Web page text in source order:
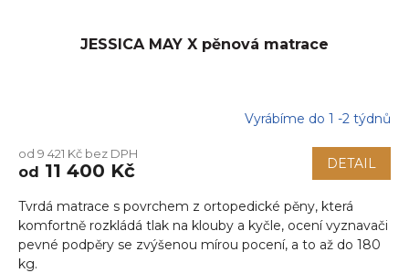
JESSICA MAY X pěnová matrace
produktu
je
z
5
hvězdiček.
Vyrábíme do 1 -2 týdnů
od 9 421 Kč bez DPH
od 11 400 Kč DETAIL
Tvrdá matrace s povrchem z ortopedické pěny, která
komfortně rozkládá tlak na klouby a kyčle, ocení vyznavači
pevné podpěry se zvýšenou mírou pocení, a to až do 180
kg.